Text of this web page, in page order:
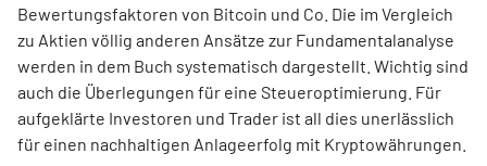
Bewertungsfaktoren von Bitcoin und Co. Die im Ver­gleich
zu Aktien völlig anderen Ansätze zur Fundamentalanalyse
werden in dem Buch systematisch dargestellt. Wichtig sind
auch die Überlegungen für eine Steueroptimierung. Für
aufgeklärte Investoren und Trader ist all dies unerlässlich
für einen nachhaltigen Anlageerfolg mit Kryptowährungen.